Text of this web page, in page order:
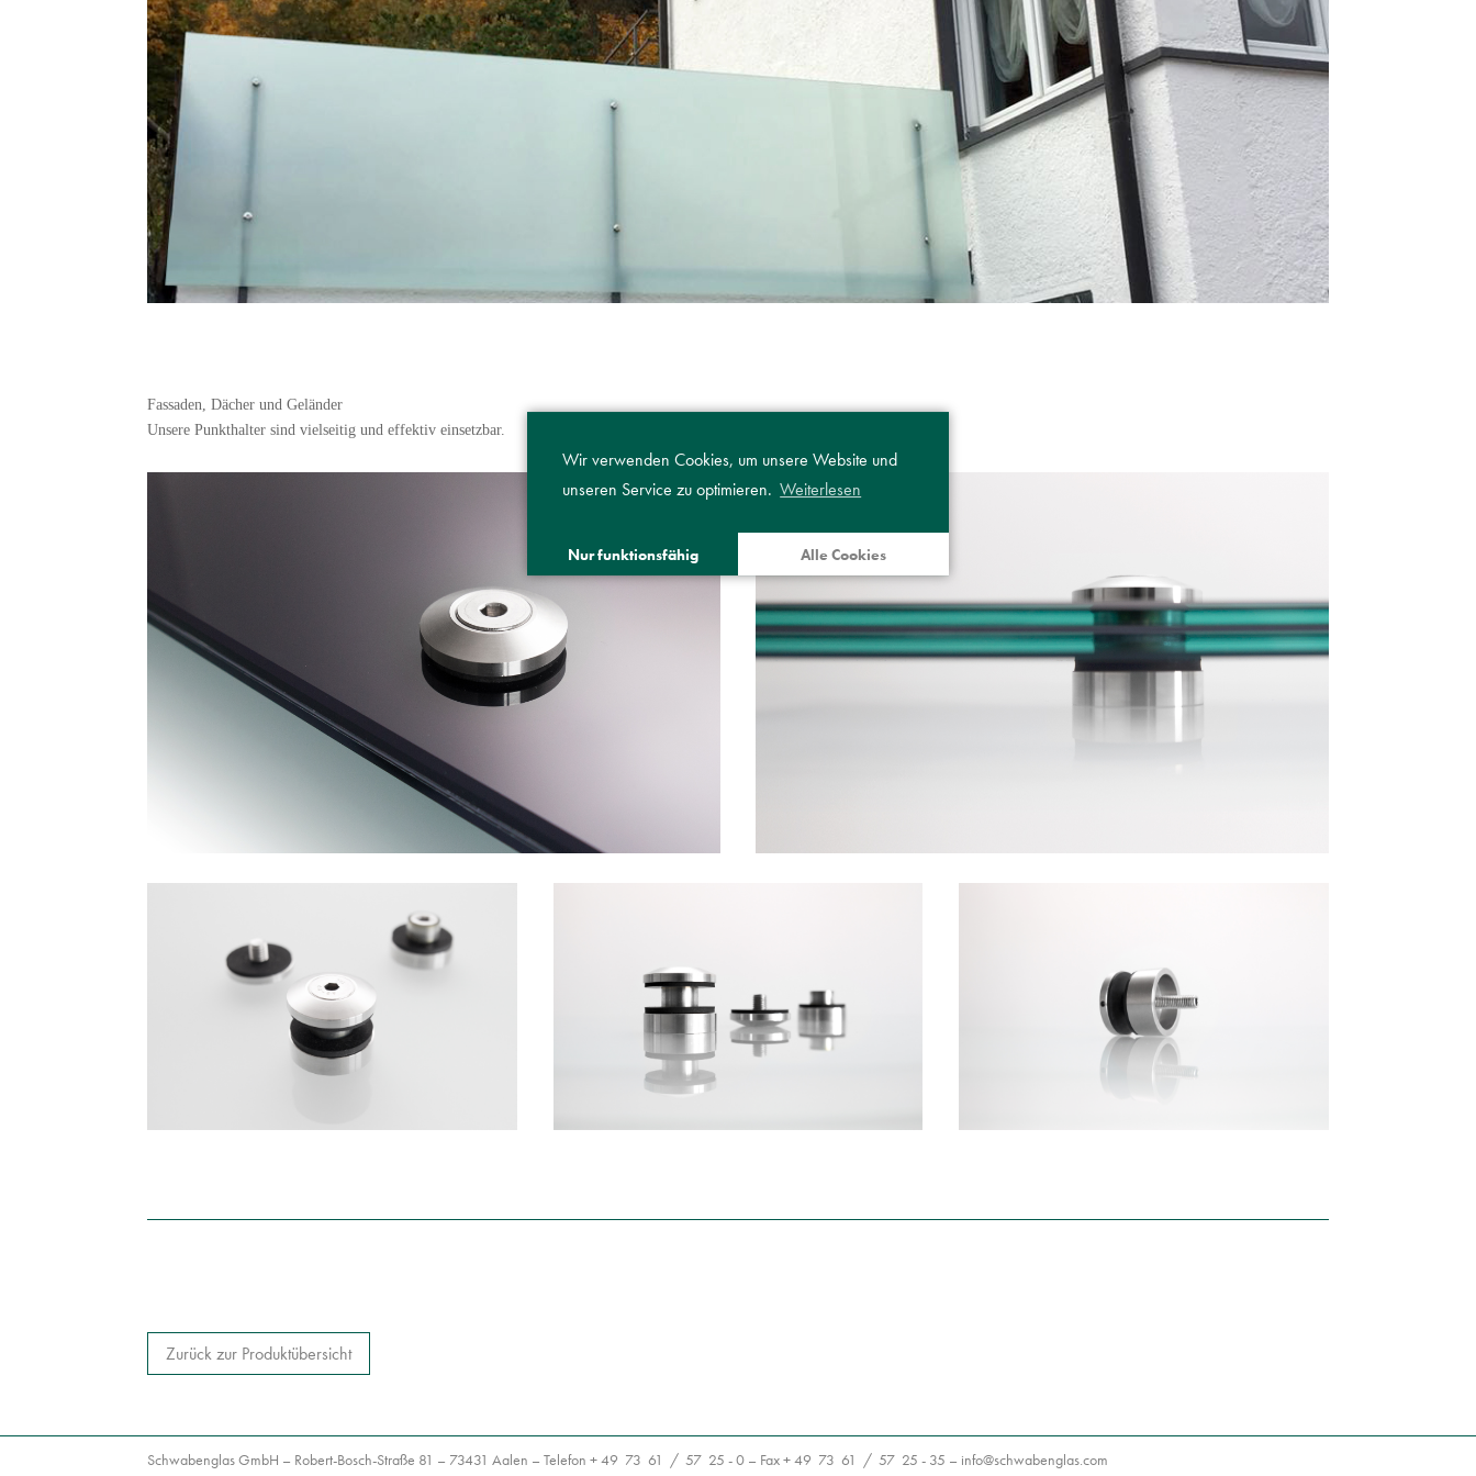
Wir verwenden Cookies, um unsere Website und
unseren Service zu optimieren. Weiterlesen
Nur funktionsfähig Alle Cookies
Fassaden, Dächer und Geländer
Unsere Punkthalter sind vielseitig und effektiv einsetzbar.
Zurück zur Produktübersicht
Schwabenglas GmbH – Robert-Bosch-Straße 81 – 73431 Aalen – Telefon + 49 73 61 / 57 25 - 0 – Fax + 49 73 61 / 57 25 - 35 – moc.s
algne
bawhc
s@ofn
i